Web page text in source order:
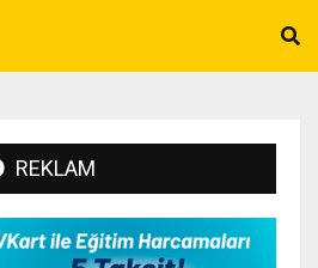
REKLAM